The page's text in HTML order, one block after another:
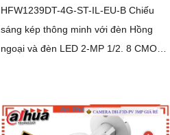
HFW1239DT-4G-ST-IL-EU-B Chiếu
sáng kép thông minh với đèn Hồng
ngoại và đèn LED 2-MP 1/2. 8 CMOS
giám sát ban đêm Full Color 30m sáng
như ban ngày